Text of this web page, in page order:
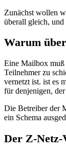
Zunächst wollen
überall gleich, und
Warum
Eine Mailbox muß
Teilnehmer zu
vernetzt ist. ist es
für denjenigen,
Die Betreiber der
ein Schema
Der Z-Netz-